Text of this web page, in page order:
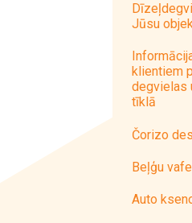
Jūsu
klientiem
degvielas
tīklā
Čorizo
Beļģu
Auto